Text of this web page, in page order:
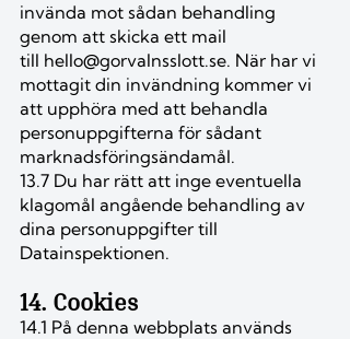
invända mot sådan behandling
genom att skicka ett mail
till hello@gorvalnsslott.se. När har vi
mottagit din invändning kommer vi
att upphöra med att behandla
personuppgifterna för sådant
marknadsföringsändamål.
13.7 Du har rätt att inge eventuella
klagomål angående behandling av
dina personuppgifter till
Datainspektionen.
14. Cookies
14.1 På denna webbplats används